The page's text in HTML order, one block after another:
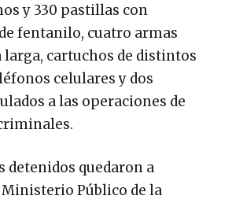
y 330 pastillas con
fentanilo, cuatro armas
larga, cartuchos de distintos
celulares y dos
a las operaciones de
detenidos quedaron a
Público de la